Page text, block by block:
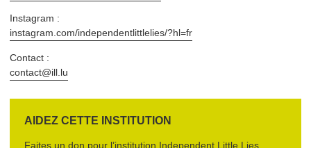
Instagram :
instagram​.com/​i​n​d​e​p​e​n​d​e​n​t​l​i​t​t​l​e​l​i​e​s​/​?​hl=fr
Contact :
contact@​ill.​lu
AIDEZ CETTE INSTITUTION
Faites un don pour l’institution Independent Little Lies